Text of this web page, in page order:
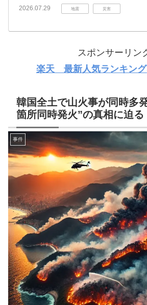
2026.07.29 地震 災害
スポンサーリン
楽天 最新人気ランキング
韓国全土で山火事が同時多
箇所同時発火”の真相に迫る
事件